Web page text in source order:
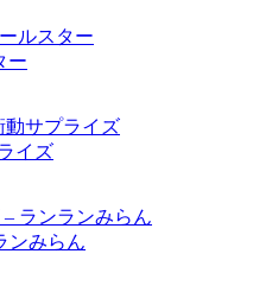
ー
イズ
ンみらん